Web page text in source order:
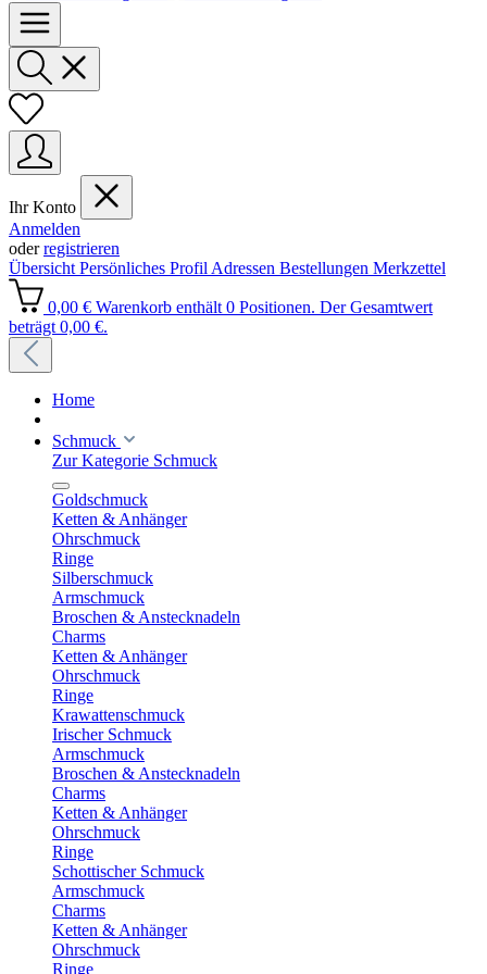
Ihr Konto
Anmelden
oderregistrieren
Übersicht Persönliches Profil Adressen Bestellungen Merkzettel
0,00 € Warenkorb enthält 0 Positionen. Der Gesamtwert
beträgt 0,00 €.
Home
Schmuck
Zur Kategorie Schmuck
Goldschmuck
Ketten & Anhänger
Ohrschmuck
Ringe
Silberschmuck
Armschmuck
Broschen & Anstecknadeln
Charms
Ketten & Anhänger
Ohrschmuck
Ringe
Krawattenschmuck
Irischer Schmuck
Armschmuck
Broschen & Anstecknadeln
Charms
Ketten & Anhänger
Ohrschmuck
Ringe
Schottischer Schmuck
Armschmuck
Charms
Ketten & Anhänger
Ohrschmuck
Ringe